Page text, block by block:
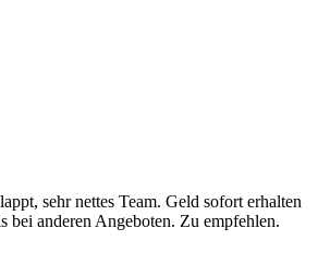
sehr nettes Team. Geld sofort erhalten
bei anderen Angeboten. Zu empfehlen.